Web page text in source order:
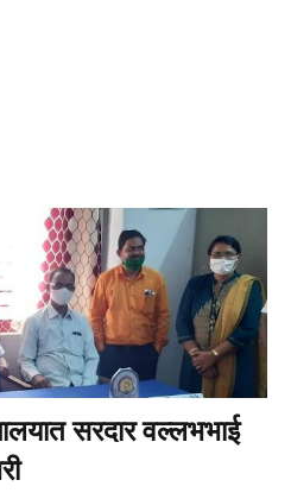
सरदार वल्लभभाई